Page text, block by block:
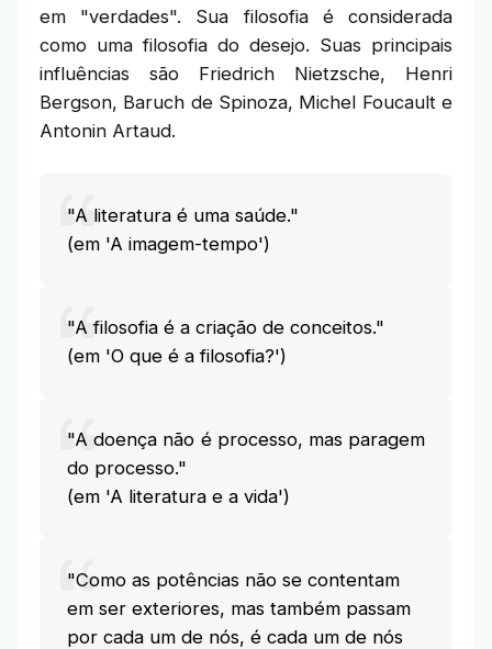
em "verdades". Sua filosofia é considerada
como uma filosofia do desejo. Suas principais
influências são Friedrich Nietzsche, Henri
Bergson, Baruch de Spinoza, Michel Foucault e
Antonin Artaud.
"A literatura é uma saúde."
(em 'A imagem-tempo')
"A filosofia é a criação de conceitos."
(em 'O que é a filosofia?')
"A doença não é processo, mas paragem
do processo."
(em 'A literatura e a vida')
"Como as potências não se contentam
em ser exteriores, mas também passam
por cada um de nós, é cada um de nós